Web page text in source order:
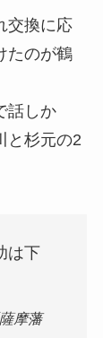
交換に応
たのが鶴
話しか
と杉元の2
は下
摩藩